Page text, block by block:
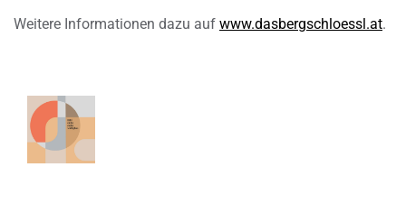
Weitere Informationen dazu auf www.dasbergschloessl.at.